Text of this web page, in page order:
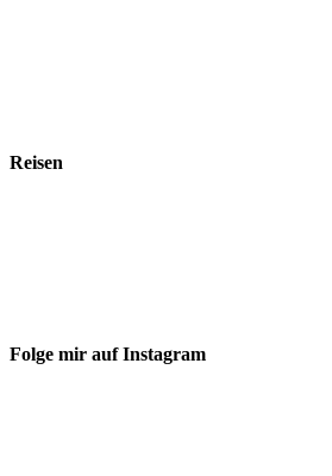
Reisen
Folge mir auf Instagram